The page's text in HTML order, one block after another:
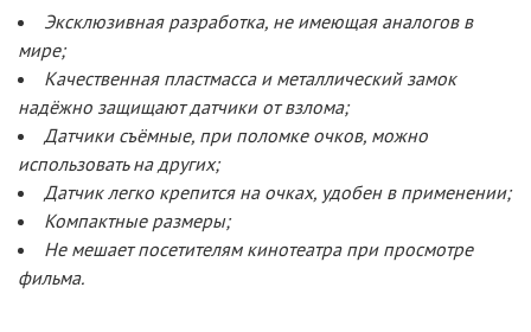
Эксклюзивная разработка, не имеющая аналогов в
мире;
Качественная пластмасса и металлический замок
надёжно защищают датчики от взлома;
Датчики съёмные, при поломке очков, можно
использовать на других;
Датчик легко крепится на очках, удобен в применении;
Компактные размеры;
Не мешает посетителям кинотеатра при просмотре
фильма.